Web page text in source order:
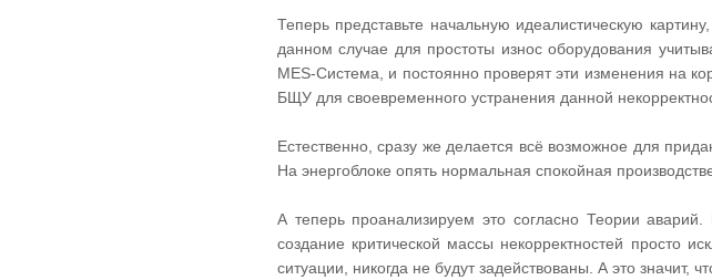
Теперь представьте начальную идеалистическую
данном случае для простоты износ оборудования
MES-Система, и постоянно проверят эти изменения на
БЩУ для своевременного устранения данной
Естественно, сразу же делается всё возможное для
На энергоблоке опять нормальная спокойная
А теперь проанализируем это согласно Теории
создание критической массы некорректностей просто
ситуации, никогда не будут задействованы. А это значит,